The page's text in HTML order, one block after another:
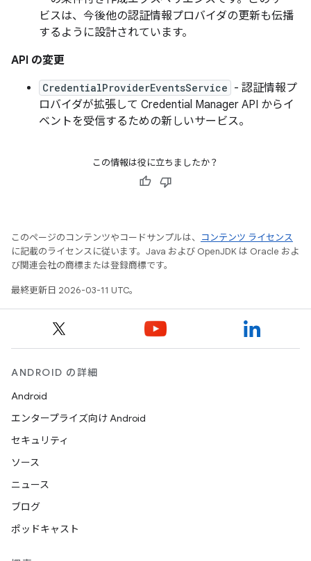
ビスは、今後他の認証情報プロバイダの更新も伝播
するように設計されています。
API の変更
CredentialProviderEventsService - 認証情報プ
ロバイダが拡張して Credential Manager API からイ
ベントを受信するための新しいサービス。
この情報は役に立ちましたか？
このページのコンテンツやコードサンプルは、
コンテンツ ライセンス
に記載のライセンスに従います。Java および OpenJDK は Oracle およ
び関連会社の商標または登録商標です。
最終更新日 2026-03-11 UTC。
ANDROID の詳細
Android
エンタープライズ向け Android
セキュリティ
ソース
ニュース
ブログ
ポッドキャスト